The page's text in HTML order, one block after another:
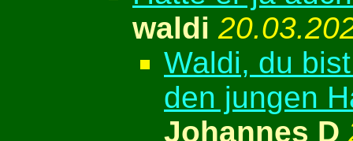
waldi
Waldi, du
den jungen
Johannes D